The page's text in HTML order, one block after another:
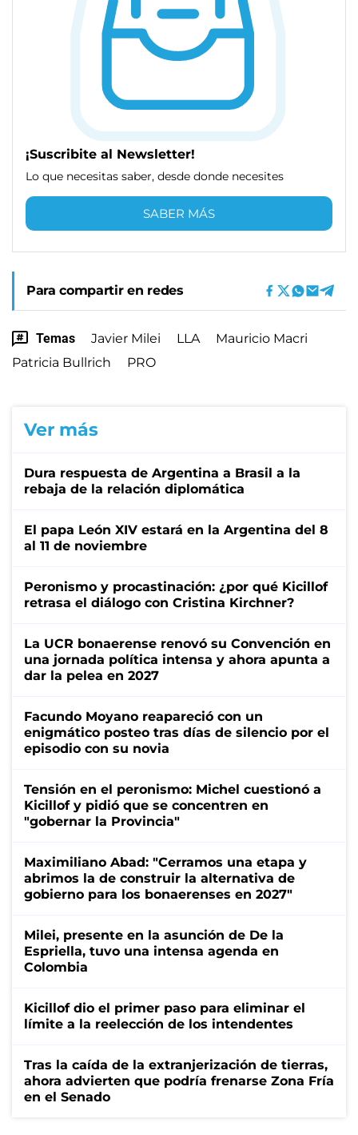
¡Suscribite al Newsletter!
Lo que necesitas saber, desde donde necesites
SABER MÁS
Para compartir en redes
Temas Javier Milei LLA
Mauricio Macri
Patricia Bullrich
PRO
Ver más
Dura respuesta de Argentina a Brasil a la
rebaja de la relación diplomática
El papa León XIV estará en la Argentina del 8
al 11 de noviembre
Peronismo y procastinación: ¿por qué Kicillof
retrasa el diálogo con Cristina Kirchner?
La UCR bonaerense renovó su Convención en
una jornada política intensa y ahora apunta a
dar la pelea en 2027
Facundo Moyano reapareció con un
enigmático posteo tras días de silencio por el
episodio con su novia
Tensión en el peronismo: Michel cuestionó a
Kicillof y pidió que se concentren en
"gobernar la Provincia"
Maximiliano Abad: "Cerramos una etapa y
abrimos la de construir la alternativa de
gobierno para los bonaerenses en 2027"
Milei, presente en la asunción de De la
Espriella, tuvo una intensa agenda en
Colombia
Kicillof dio el primer paso para eliminar el
límite a la reelección de los intendentes
Tras la caída de la extranjerización de tierras,
ahora advierten que podría frenarse Zona Fría
en el Senado